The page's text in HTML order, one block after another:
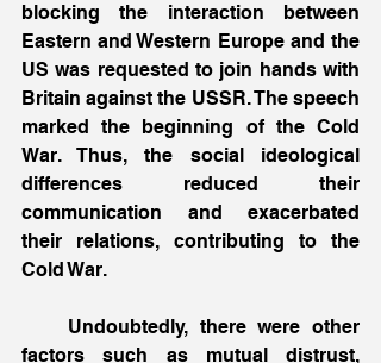
blocking the interaction between
Eastern and Western Europe and the
US was requested to join hands with
Britain against the USSR. The speech
marked the beginning of the Cold
War. Thus, the social ideological
differences reduced their
communication and exacerbated
their relations, contributing to the
Cold War.
factors such as mutual distrust,